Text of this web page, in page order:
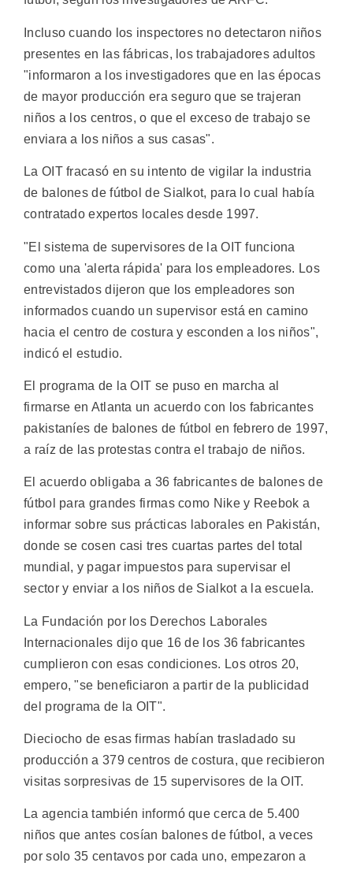
Incluso cuando los inspectores no detectaron niños
presentes en las fábricas, los trabajadores adultos
"informaron a los investigadores que en las épocas
de mayor producción era seguro que se trajeran
niños a los centros, o que el exceso de trabajo se
enviara a los niños a sus casas".
La OIT fracasó en su intento de vigilar la industria
de balones de fútbol de Sialkot, para lo cual había
contratado expertos locales desde 1997.
"El sistema de supervisores de la OIT funciona
como una 'alerta rápida' para los empleadores. Los
entrevistados dijeron que los empleadores son
informados cuando un supervisor está en camino
hacia el centro de costura y esconden a los niños",
indicó el estudio.
El programa de la OIT se puso en marcha al
firmarse en Atlanta un acuerdo con los fabricantes
pakistaníes de balones de fútbol en febrero de 1997,
a raíz de las protestas contra el trabajo de niños.
El acuerdo obligaba a 36 fabricantes de balones de
fútbol para grandes firmas como Nike y Reebok a
informar sobre sus prácticas laborales en Pakistán,
donde se cosen casi tres cuartas partes del total
mundial, y pagar impuestos para supervisar el
sector y enviar a los niños de Sialkot a la escuela.
La Fundación por los Derechos Laborales
Internacionales dijo que 16 de los 36 fabricantes
cumplieron con esas condiciones. Los otros 20,
empero, "se beneficiaron a partir de la publicidad
del programa de la OIT".
Dieciocho de esas firmas habían trasladado su
producción a 379 centros de costura, que recibieron
visitas sorpresivas de 15 supervisores de la OIT.
La agencia también informó que cerca de 5.400
niños que antes cosían balones de fútbol, a veces
por solo 35 centavos por cada uno, empezaron a